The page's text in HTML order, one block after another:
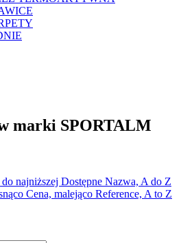
marki SPORTALM
najniższej Dostępne Nazwa, A do Z
Cena, malejąco Reference, A to Z